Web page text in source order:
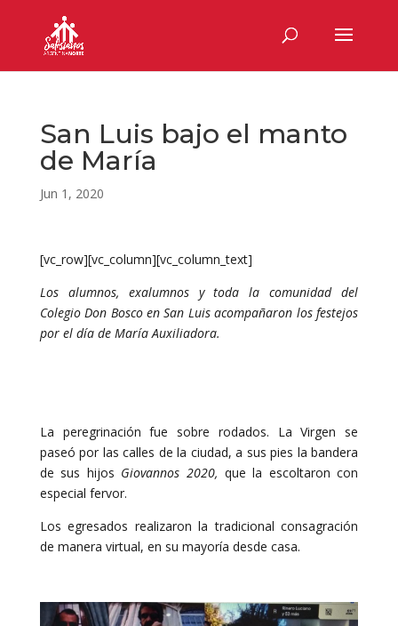
San Luis bajo el manto
de María
Jun 1, 2020
[vc_row][vc_column][vc_column_text]
Los alumnos, exalumnos y toda la comunidad del
Colegio Don Bosco en San Luis acompañaron los festejos
por el día de María Auxiliadora.
La peregrinación fue sobre rodados. La Virgen se
paseó por las calles de la ciudad, a sus pies la bandera
de sus hijos Giovannos 2020, que la escoltaron con
especial fervor.
Los egresados realizaron la tradicional consagración
de manera virtual, en su mayoría desde casa.